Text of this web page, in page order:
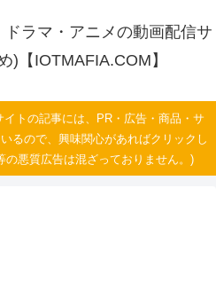
ラマ・アニメの動画配信サ
)【IOTMAFIA.COM】
イトの記事には、PR・広告・商品・サ
るので、興味関心があればクリックし
の悪質広告は混ざっておりません。)